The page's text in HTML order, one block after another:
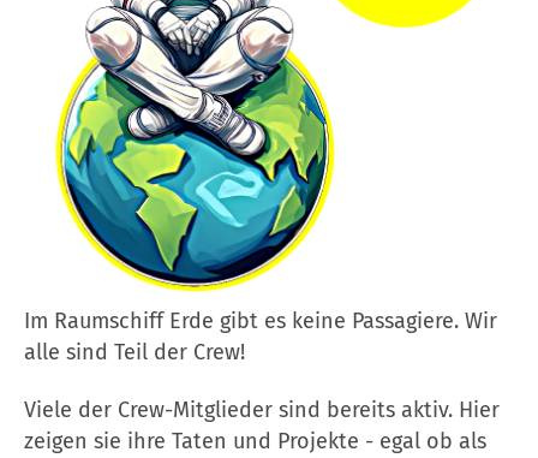
Im Raumschiff Erde gibt es keine Passagiere. Wir
alle sind Teil der Crew!
Viele der Crew-Mitglieder sind bereits aktiv. Hier
zeigen sie ihre Taten und Projekte - egal ob als